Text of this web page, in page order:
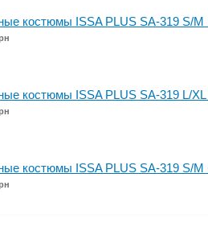
костюмы ISSA PLUS SA-319 S/M
костюмы ISSA PLUS SA-319 L/
костюмы ISSA PLUS SA-319 S/